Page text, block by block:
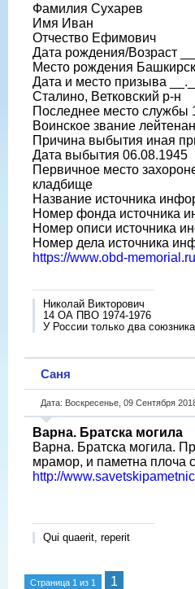
Фамилия Сухарев
Имя Иван
Отчество Ефимович
Дата рождения/Возраст
Место рождения
Дата и место призыва
Сталино, Ветковский р-н
Последнее место службы
Воинское звание
Причина выбытия иная
Дата выбытия 06.08.1945
Первичное место
кладбище
Название источника
Номер фонда источника
Номер описи источника
Номер дела источника
https://www.obd-
Николай Викторович
14 ОА ПВО 1974-1976
У России только два
Саня
Дата: Воскресенье, 09 Сентября
Варна. Братска могила
Варна. Братска могила.
мрамор, и паметна плоча
http://
Qui quaerit, reperit
Страница 1 из 1 1